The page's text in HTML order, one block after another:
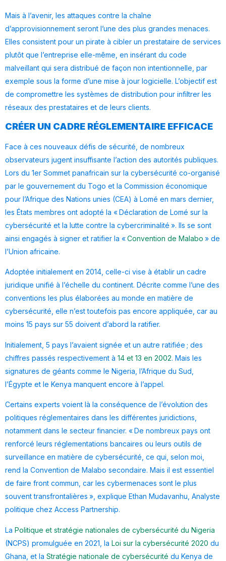
Mais à l’avenir, les attaques contre la chaîne
d’approvisionnement seront l’une des plus grandes menaces.
Elles consistent pour un pirate à cibler un prestataire de services
plutôt que l’entreprise elle-même, en insérant du code
malveillant qui sera distribué de façon non intentionnelle, par
exemple sous la forme d’une mise à jour logicielle. L’objectif est
de compromettre les systèmes de distribution pour infiltrer les
réseaux des prestataires et de leurs clients.
CRÉER UN CADRE RÉGLEMENTAIRE EFFICACE
Face à ces nouveaux défis de sécurité, de nombreux
observateurs jugent insuffisante l’action des autorités publiques.
Lors du 1er Sommet panafricain sur la cybersécurité co-organisé
par le gouvernement du Togo et la Commission économique
pour l’Afrique des Nations unies (CEA) à Lomé en mars dernier,
les États membres ont adopté la « Déclaration de Lomé sur la
cybersécurité et la lutte contre la cybercriminalité ». Ils se sont
ainsi engagés à signer et ratifier la «Convention de Malabo » de
l’Union africaine.
Adoptée initialement en 2014, celle-ci vise à établir un cadre
juridique unifié à l’échelle du continent. Décrite comme l’une des
conventions les plus élaborées au monde en matière de
cybersécurité, elle n’est toutefois pas encore appliquée, car au
moins 15 pays sur 55 doivent d’abord la ratifier.
Initialement, 5 pays l’avaient signée et un autre ratifiée ; des
chiffres passés respectivement à 14 et 13 en 2002. Mais les
signatures de géants comme le Nigeria, l’Afrique du Sud,
l’Égypte et le Kenya manquent encore à l’appel.
Certains experts voient là la conséquence de l’évolution des
politiques réglementaires dans les différentes juridictions,
notamment dans le secteur financier. « De nombreux pays ont
renforcé leurs réglementations bancaires ou leurs outils de
surveillance en matière de cybersécurité, ce qui, selon moi,
rend la Convention de Malabo secondaire. Mais il est essentiel
de faire front commun, car les cybermenaces sont le plus
souvent transfrontalières », explique Ethan Mudavanhu, Analyste
politique chez Access Partnership.
La Politique et stratégie nationales de cybersécurité du Nigeria
(NCPS) promulguée en 2021, la Loi sur la cybersécurité 2020 du
Ghana, et la Stratégie nationale de cybersécurité du Kenya de